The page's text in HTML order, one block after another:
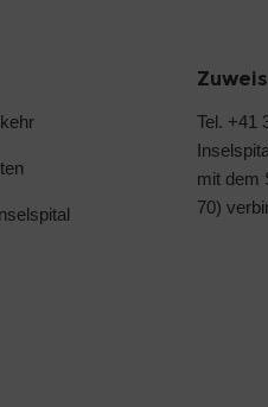
Tel. +41
mit dem
70)